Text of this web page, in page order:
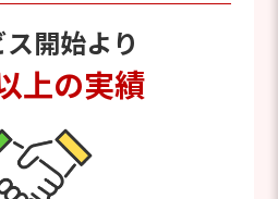
開始より
上の実績